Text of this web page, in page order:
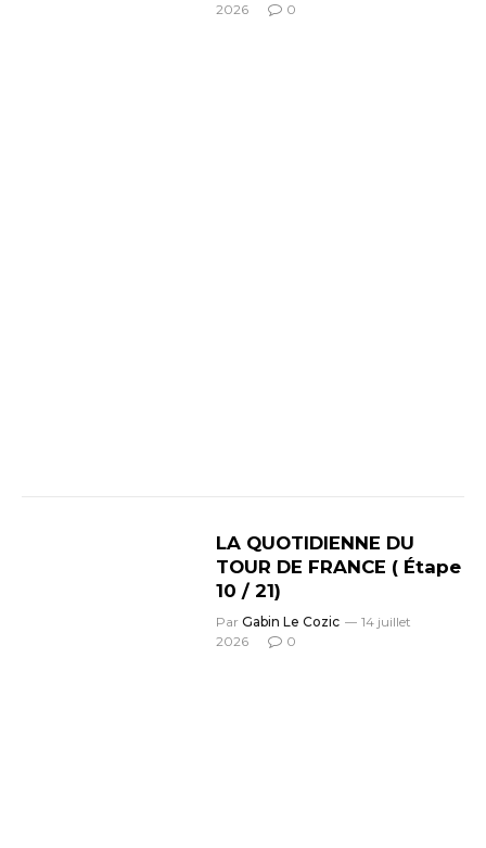
2026
0
LA QUOTIDIENNE DU
TOUR DE FRANCE ( Étape
10 / 21)
Par Gabin Le Cozic
14 juillet
2026
0